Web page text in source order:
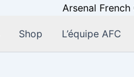
Shop L’équipe AFC